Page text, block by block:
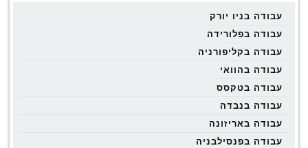
עבודה בניו יורק
עבודה בפלורידה
עבודה בקליפורניה
עבודה בהוואי
עבודה בטקסס
עבודה בנבדה
עבודה באריזונה
עבודה בפנסילבניה